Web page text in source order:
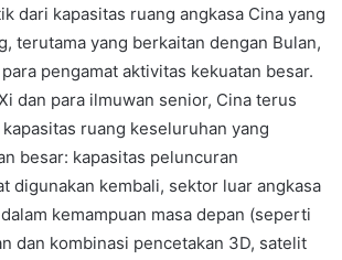
dari kapasitas ruang angkasa Cina yang
terutama yang berkaitan dengan Bulan,
pengamat aktivitas kekuatan besar.
dan para ilmuwan senior, Cina terus
ruang keseluruhan yang
besar: kapasitas peluncuran
digunakan kembali, sektor luar angkasa
kemampuan masa depan (seperti
dan kombinasi pencetakan 3D, satelit